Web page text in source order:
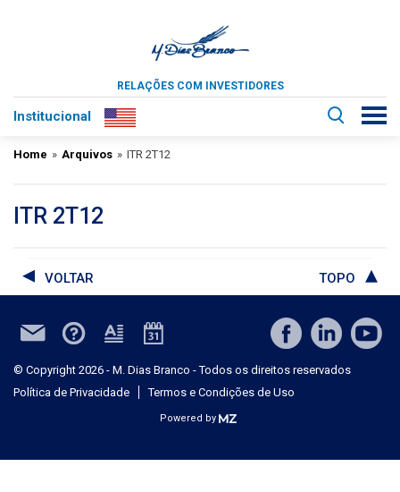
RELAÇÕES COM INVESTIDORES
Institucional
Home » Arquivos » ITR 2T12
ITR 2T12
VOLTAR TOPO
© Copyright 2026 - M. Dias Branco - Todos os direitos reservados
Política de Privacidade
Termos e Condições de Uso
Powered by